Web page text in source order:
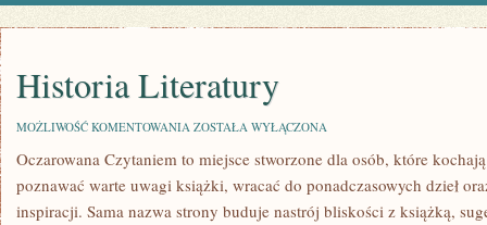
Historia Literatury
MOŻLIWOŚĆ KOMENTOWANIA HISTORIA
ZOSTAŁA WYŁĄCZONA
Oczarowana Czytaniem to miejsce stworzone dla osób, które
poznawać warte uwagi książki, wracać do ponadczasowych dzieł
inspiracji. Sama nazwa strony buduje nastrój bliskości z książką,